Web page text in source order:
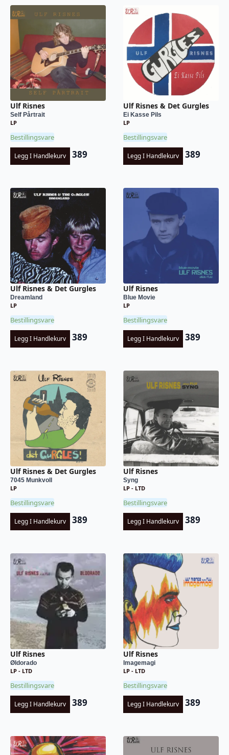
Ulf Risnes
Self Pårtrait
LP
Bestillingsvare
Legg I Handlekurv 389
Ulf Risnes & Det Gurgles
Ei Kasse Pils
LP
Bestillingsvare
Legg I Handlekurv 389
Ulf Risnes & Det Gurgles
Dreamland
LP
Bestillingsvare
Legg I Handlekurv 389
Ulf Risnes
Blue Movie
LP
Bestillingsvare
Legg I Handlekurv 389
Ulf Risnes & Det Gurgles
7045 Munkvoll
LP
Bestillingsvare
Legg I Handlekurv 389
Ulf Risnes
Syng
LP - LTD
Bestillingsvare
Legg I Handlekurv 389
Ulf Risnes
Øldorado
LP - LTD
Bestillingsvare
Legg I Handlekurv 389
Ulf Risnes
Imagemagi
LP - LTD
Bestillingsvare
Legg I Handlekurv 389